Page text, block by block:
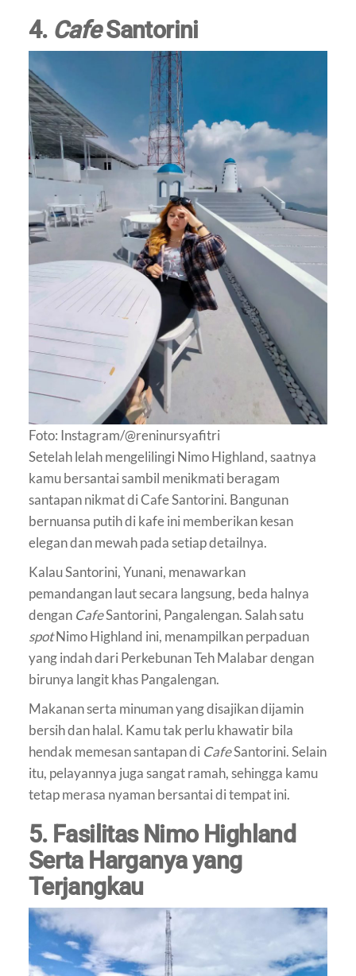
4. CafeSantorini
Foto: Instagram/@reninursyafitri
Setelah lelah mengelilingi Nimo Highland, saatnya
kamu bersantai sambil menikmati beragam
santapan nikmat di Cafe Santorini. Bangunan
bernuansa putih di kafe ini memberikan kesan
elegan dan mewah pada setiap detailnya.
Kalau Santorini, Yunani, menawarkan
pemandangan laut secara langsung, beda halnya
dengan CafeSantorini, Pangalengan. Salah satu
spotNimo Highland ini, menampilkan perpaduan
yang indah dari Perkebunan Teh Malabar dengan
birunya langit khas Pangalengan.
Makanan serta minuman yang disajikan dijamin
bersih dan halal. Kamu tak perlu khawatir bila
hendak memesan santapan di CafeSantorini. Selain
itu, pelayannya juga sangat ramah, sehingga kamu
tetap merasa nyaman bersantai di tempat ini.
5. Fasilitas Nimo Highland
Serta Harganya yang
Terjangkau